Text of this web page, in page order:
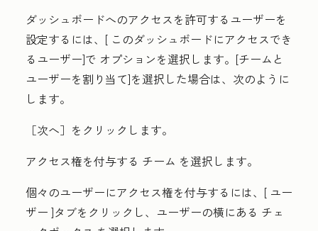
ダッシュボードへのアクセスを許可するユーザーを
設定するには、[ このダッシュボードにアクセスでき
るユーザー]で オプションを選択します。 [チームと
ユーザーを割り当て]を選択した場合は、次のように
します。
［次へ］をクリックします。
アクセス権を付与する チーム を選択します。
個々のユーザーにアクセス権を付与するには、[ ユー
ザー ]タブをクリックし、ユーザーの横にある チェ